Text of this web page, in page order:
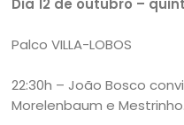
Dia 12 de outubro –
Palco VILLA-LOBOS
22:30h – João Bosco
Morelenbaum e Mestrinho.